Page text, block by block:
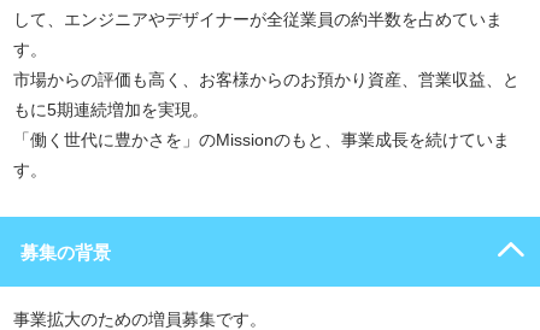
して、エンジニアやデザイナーが全従業員の約半数を占めていま
す。
市場からの評価も高く、お客様からのお預かり資産、営業収益、と
もに5期連続増加を実現。
「働く世代に豊かさを」のMissionのもと、事業成長を続けていま
す。
募集の背景
事業拡大のための増員募集です。